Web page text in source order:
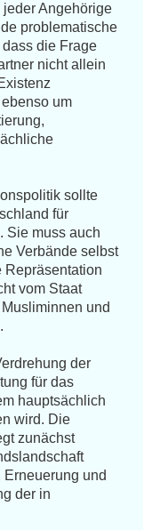
Angehörige
problematische
die Frage
nicht allein
um
sollte
für
Sie muss auch
Verbände selbst
Repräsentation
vom Staat
und
der
für das
hauptsächlich
wird. Die
zunächst
und
der in